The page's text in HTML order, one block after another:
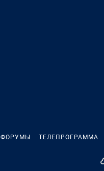
ФОРУМЫ ТЕЛЕПРОГРАММА